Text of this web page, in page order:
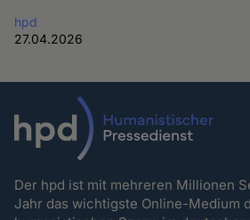
hpd
27.04.2026
Der hpd ist mit mehreren Millionen
Jahr das wichtigste Online-Medium